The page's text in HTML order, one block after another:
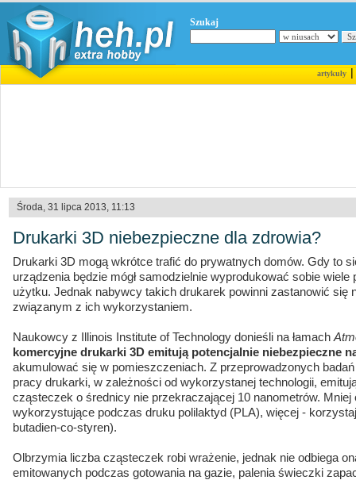
Szukaj
artykuły|
Środa, 31 lipca 2013, 11:13
Drukarki 3D niebezpieczne dla zdrowia?
Drukarki 3D mogą wkrótce trafić do prywatnych domów. Gdy to
urządzenia będzie mógł samodzielnie wyprodukować sobie
użytku. Jednak nabywcy takich drukarek powinni zastanowić się
związanym z ich wykorzystaniem.
Naukowcy z Illinois Institute of Technology donieśli na łamach
komercyjne drukarki 3D emitują potencjalnie niebezpieczne
akumulować się w pomieszczeniach. Z przeprowadzonych
pracy drukarki, w zależności od wykorzystanej technologii,
cząsteczek o średnicy nie przekraczającej 10 nanometrów.
wykorzystujące podczas druku polilaktyd (PLA), więcej -
butadien-co-styren).
Olbrzymia liczba cząsteczek robi wrażenie, jednak nie odbiega
emitowanych podczas gotowania na gazie, palenia świeczki